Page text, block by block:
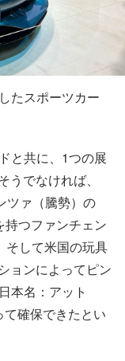
たスポーツカー
と共に、1つの展
でなければ、
ツァ（騰勢）の
持つファンチェン
そして米国の玩具
ョンによってピン
本名：アット
確保できたとい